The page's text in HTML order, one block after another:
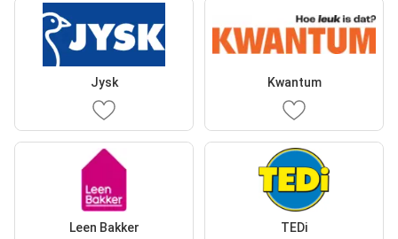
Jysk Kwantum
Leen Bakker TEDi